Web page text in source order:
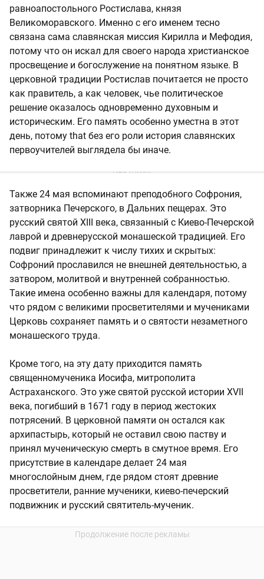
равноапостольного Ростислава, князя
Великоморавского. Именно с его именем тесно
связана сама славянская миссия Кирилла и Мефодия,
потому что он искал для своего народа христианское
просвещение и богослужение на понятном языке. В
церковной традиции Ростислав почитается не просто
как правитель, а как человек, чье политическое
решение оказалось одновременно духовным и
историческим. Его память особенно уместна в этот
день, потому that без его роли история славянских
первоучителей выглядела бы иначе.
Также 24 мая вспоминают преподобного Софрония,
затворника Печерского, в Дальних пещерах. Это
русский святой XIII века, связанный с Киево-Печерской
лаврой и древнерусской монашеской традицией. Его
подвиг принадлежит к числу тихих и скрытых:
Софроний прославился не внешней деятельностью, а
затвором, молитвой и внутренней собранностью.
Такие имена особенно важны для календаря, потому
что рядом с великими просветителями и мучениками
Церковь сохраняет память и о святости незаметного
монашеского труда.
Кроме того, на эту дату приходится память
священномученика Иосифа, митрополита
Астраханского. Это уже святой русской истории XVII
века, погибший в 1671 году в период жестоких
потрясений. В церковной памяти он остался как
архипастырь, который не оставил свою паству и
принял мученическую смерть в смутное время. Его
присутствие в календаре делает 24 мая
многослойным днем, где рядом стоят древние
просветители, ранние мученики, киево-печерский
подвижник и русский святитель-мученик.